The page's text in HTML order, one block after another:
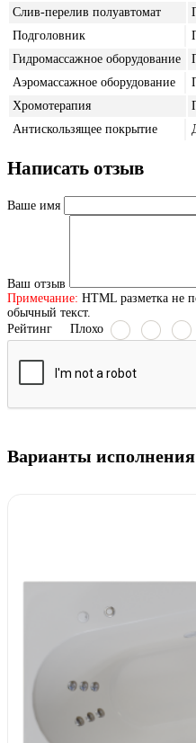
Слив-перелив полуавтомат
Подголовник
Гидромассажное оборудование
Аэромассажное оборудование
Хромотерапия
Антискользящее покрытие
Написать отзыв
Ваше имя
Ваш отзыв
Примечание: HTML разметка не
обычный текст.
Рейтинг Плохо
Варианты